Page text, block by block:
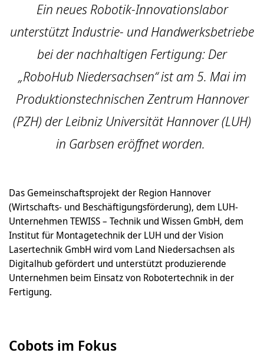
Ein neues Robotik-Innovationslabor
unterstützt Industrie- und Handwerksbetriebe
bei der nachhaltigen Fertigung: Der
„RoboHub Niedersachsen“ ist am 5. Mai im
Produktionstechnischen Zentrum Hannover
(PZH) der Leibniz Universität Hannover (LUH)
in Garbsen eröffnet worden.
Das Gemeinschaftsprojekt der Region Hannover
(Wirtschafts- und Beschäftigungsförderung), dem LUH-
Unternehmen TEWISS – Technik und Wissen GmbH, dem
Institut für Montagetechnik der LUH und der Vision
Lasertechnik GmbH wird vom Land Niedersachsen als
Digitalhub gefördert und unterstützt produzierende
Unternehmen beim Einsatz von Robotertechnik in der
Fertigung.
Cobots im Fokus